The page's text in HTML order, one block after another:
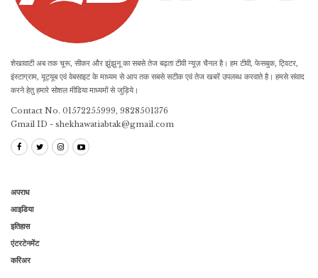
शेखावाटी अब तक चूरू, सीकर और झुंझुनू का सबसे तेज बढ़ता टीवी न्यूज़ चैनल है। हम टीवी, फेसबुक, ट्विटर,
इंस्टाग्राम, यूट्यूब एवं वेबसाइट के माध्यम से आप तक सबसे सटीक एवं तेज खबरें उपलब्ध करवाते है। हमसे संवाद
करने हेतु हमारे सोशल मीडिया माध्यमों से जुड़िये।
Contact No. 01572255999, 9828501376
Gmail ID - shekhawatiabtak@gmail.com
अपराध
आइडिया
इतिहास
एंटरटेनमेंट
करिअर